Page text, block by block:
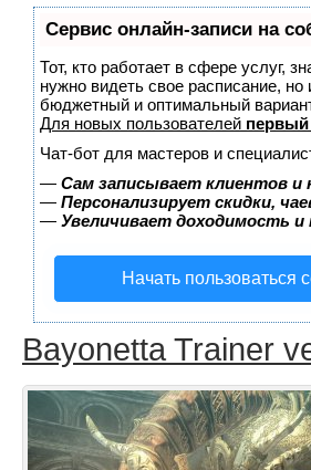
Сервис онлайн-записи на
Тот, кто работает в сфере услуг,
нужно видеть свое расписание,
бюджетный и оптимальный
Для новых пользователей первый
Чат-бот для мастеров и
— Сам записывает клиентов и
— Персонализирует скидки,
— Увеличивает доходимость
Начать пользоваться
Bayonetta Trainer